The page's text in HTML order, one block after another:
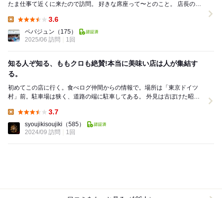
たま仕事て近くに来たので訪問。 好きな席座って〜とのこと。 店長のお
3.6
ペパジュン （175）
2025/06 訪問
1回
知る人ぞ知る、ももクロも絶賛!本当に美味い店は人が集結す
る。
初めてこの店に行く。食べログ仲間からの情報で。場所は「東京ドイツ
村」前。駐車場は狭く、道路の端に駐車してある。 外見は古ぼけた昭
3.7
syoujikisoujiki （585）
2024/09 訪問
1回